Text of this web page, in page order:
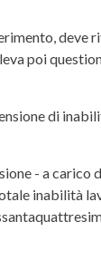
deve
poi
di
- a carico
inabilità